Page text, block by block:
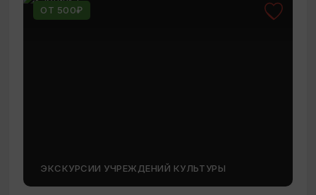
ОТ 500₽
ЭКСКУРСИИ УЧРЕЖДЕНИЙ КУЛЬТУРЫ